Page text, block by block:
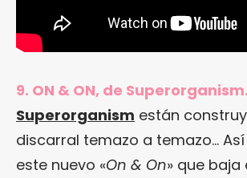
9. ON & ON, de Superorganism.
Superorganism están
discarral temazo a temazo…
este nuevo «On & On» que baja